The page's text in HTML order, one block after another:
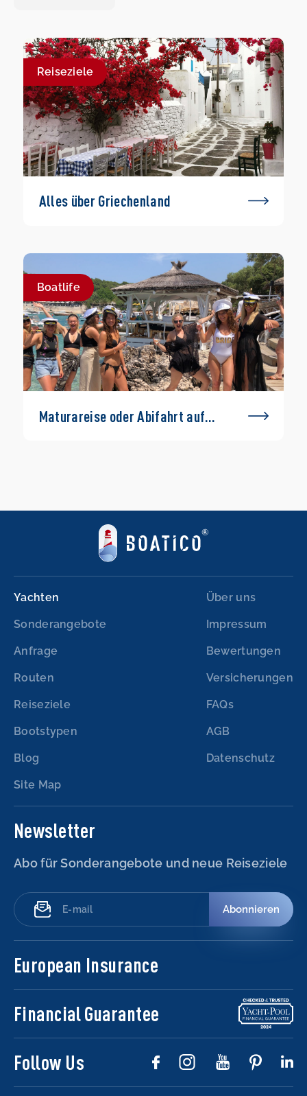
Reiseziele
Alles über Griechenland
Boatlife
Maturareise oder Abifahrt auf
Yachten
Sonderangebote
Anfrage
Routen
Reiseziele
Bootstypen
Blog
Site Map
Über uns
Impressum
Bewertungen
Versicherungen
FAQs
AGB
Datenschutz
Newsletter
Abo für Sonderangebote und neue Reiseziele
Abonnieren
European Insurance
Financial Guarantee
Follow Us